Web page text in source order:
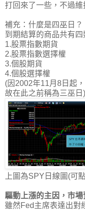
打回來了一些，不過維
補充：什麼是四巫日？
到期結算的商品共有四
1.股票指數期貨
2.股票指數選擇權
3.個股期貨
4.個股選擇權
(因2002年11月8日起
故在此之前稱為三巫日)
上圖為SPY日線圖(可
驅動上漲的主因，市
雖然Fed主席表達出對